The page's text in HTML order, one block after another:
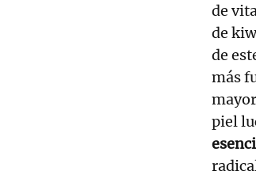
de
de
de
más
piel